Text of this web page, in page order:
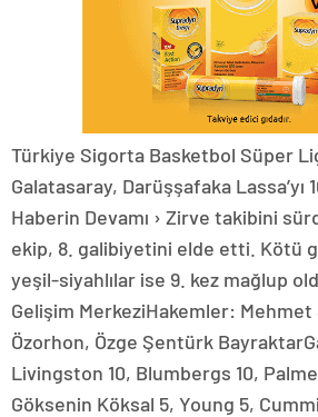
Türkiye Sigorta Basketbol Süper
Galatasaray, Darüşşafaka Lassa’yı
Haberin Devamı › Zirve takibini
ekip, 8. galibiyetini elde etti. Kötü
yeşil-siyahlılar ise 9. kez mağlup
Gelişim MerkeziHakemler:
Özorhon, Özge Şentürk
Livingston 10, Blumbergs 10,
Göksenin Köksal 5, Young 5,